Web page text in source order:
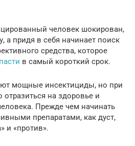
человек шокирован,
а придя в себя начинает поиск
средства, которое
в самый короткий срок.
мощные инсектициды, но при
отразиться на здоровье и
Прежде чем начинать
препаратами, как дуст,
и «против».